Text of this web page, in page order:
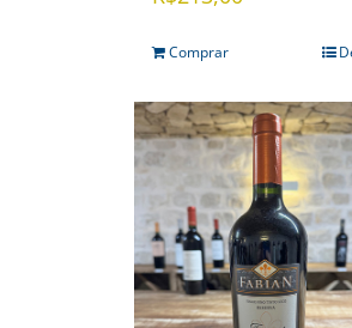
Comprar